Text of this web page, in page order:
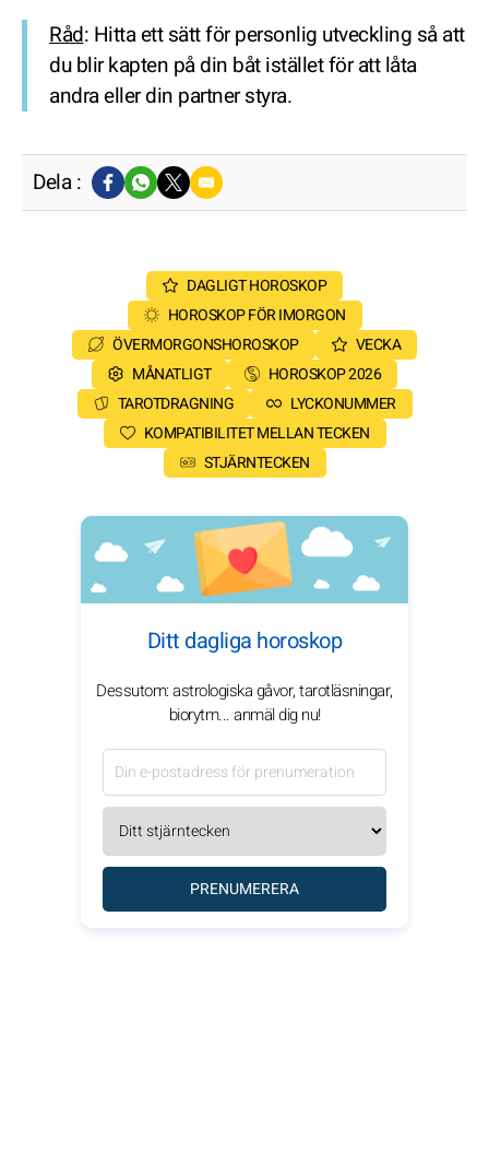
Råd: Hitta ett sätt för personlig utveckling så att
du blir kapten på din båt istället för att låta
andra eller din partner styra.
Dela :
DAGLIGT HOROSKOP
HOROSKOP FÖR IMORGON
ÖVERMORGONSHOROSKOP
VECKA
MÅNATLIGT
HOROSKOP 2026
TAROTDRAGNING
LYCKONUMMER
KOMPATIBILITET MELLAN TECKEN
STJÄRNTECKEN
Ditt dagliga horoskop
Dessutom: astrologiska gåvor, tarotläsningar,
biorytm... anmäl dig nu!
PRENUMERERA